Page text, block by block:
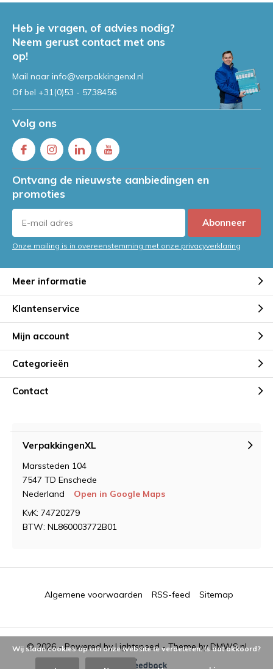
Heb je vragen, of advies nodig?
Neem gerust contact met ons
op!
Mail naar info@verpakkingenxl.nl
Of bel +31(0)53 - 5738456
Volg ons
Ontvang de nieuwste aanbiedingen en
promoties
Abonneer
Onze mailing is in overeenstemming met onze privacyverklaring
Meer informatie
Klantenservice
Mijn account
Categorieën
Contact
VerpakkingenXL
Marssteden 104
7547 TD Enschede
Nederland
Open in Google Maps
KvK: 74720279
BTW: NL860003772B01
© 2026 - Powered byLightspeed- Theme byDMWS.nl
Algemene voorwaarden RSS-feed Sitemap
Wij slaan cookies op om onze website te verbeteren. Is dat akkoord?